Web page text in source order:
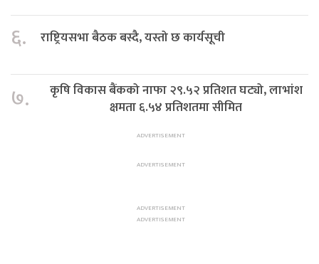
६. राष्ट्रियसभा बैठक बस्दै, यस्तो छ कार्यसूची
७.
कृषि विकास बैंकको नाफा २९.५२ प्रतिशत घट्यो, लाभांश
क्षमता ६.५४ प्रतिशतमा सीमित